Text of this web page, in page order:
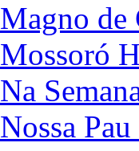
Magno de
Mossoró
Na
Nossa